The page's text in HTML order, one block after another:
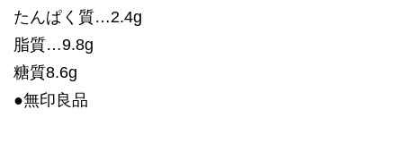
たんぱく質…2.4g
脂質…9.8g
糖質8.6g
●無印良品